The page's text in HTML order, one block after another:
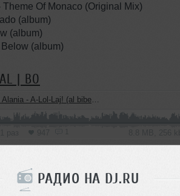
РАДИО НА DJ.RU
Theme Of Monaco (Original Mix)
(album)
(album)
(album)
AL | BO
- A-Lol-Laj! (al biber remix)
Dance (al biber instrumental mix)